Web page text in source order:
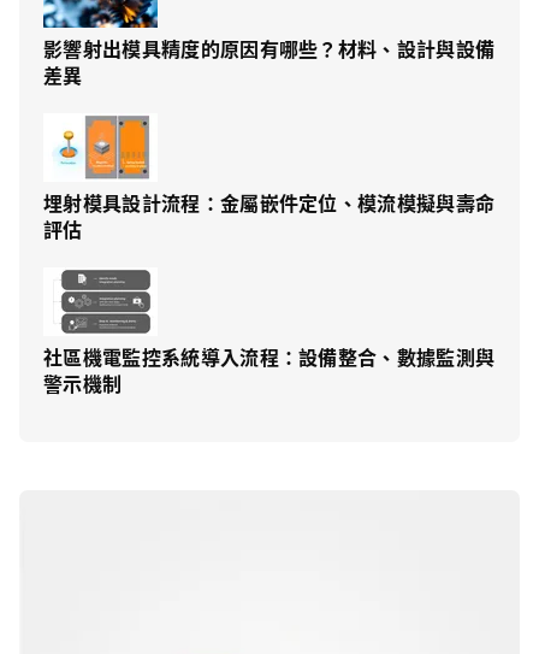
影響射出模具精度的原因有哪些？材料、設計與設備
差異
埋射模具設計流程：金屬嵌件定位、模流模擬與壽命
評估
社區機電監控系統導入流程：設備整合、數據監測與
警示機制